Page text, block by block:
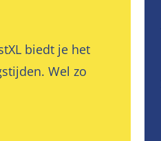
biedt je het
Wel zo